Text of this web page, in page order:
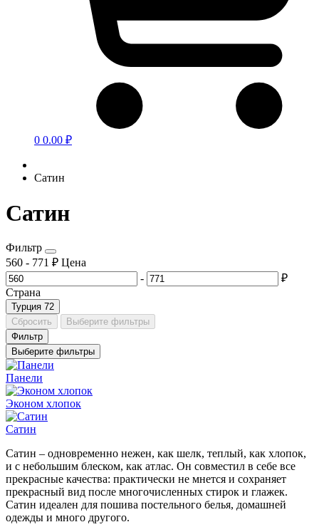
0 0.00 ₽
Сатин
Сатин
Фильтр
560 - 771 ₽ Цена
-
₽
Страна
Турция 72
Сбросить
Выберите фильтры
Фильтр
Выберите фильтры
Панели
Эконом хлопок
Сатин
Сатин – одновременно нежен, как шелк, теплый, как хлопок,
и с небольшим блеском, как атлас. Он совместил в себе все
прекрасные качества: практически не мнется и сохраняет
прекрасный вид после многочисленных стирок и глажек.
Сатин идеален для пошива постельного белья, домашней
одежды и много другого.